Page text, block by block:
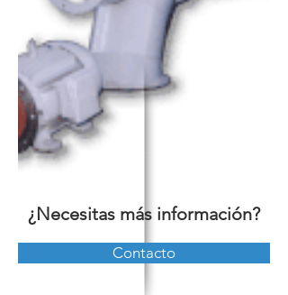
¿Necesitas más información?
Contacto